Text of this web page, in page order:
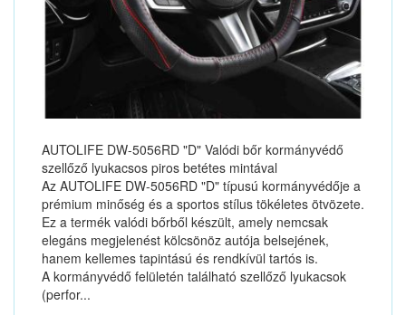
AUTOLIFE DW-5056RD "D" Valódi bőr kormányvédő
szellőző lyukacsos piros betétes mintával
Az AUTOLIFE DW-5056RD "D" típusú kormányvédője a
prémium minőség és a sportos stílus tökéletes ötvözete.
Ez a termék valódi bőrből készült, amely nemcsak
elegáns megjelenést kölcsönöz autója belsejének,
hanem kellemes tapintású és rendkívül tartós is.
A kormányvédő felületén található szellőző lyukacsok
(perfor...